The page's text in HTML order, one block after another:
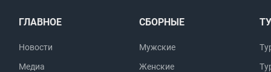
ГЛАВНОЕ
Новости
Медиа
СБОРНЫЕ
Мужские
Женские